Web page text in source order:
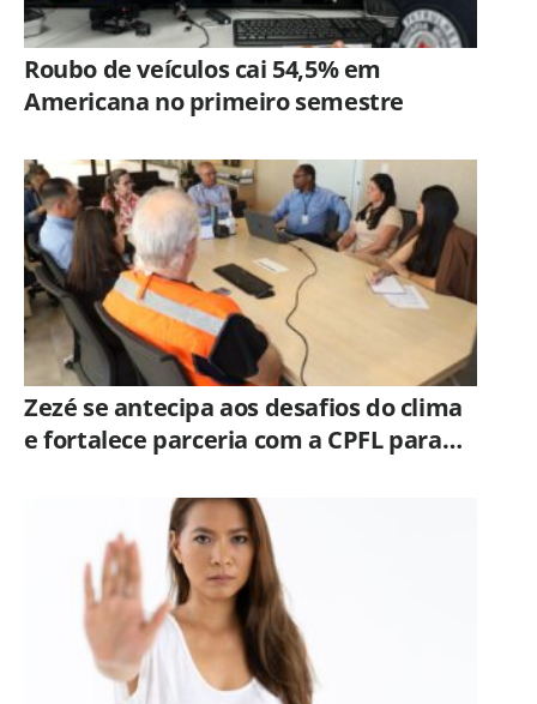
Roubo de veículos cai 54,5% em
Americana no primeiro semestre
Zezé se antecipa aos desafios do clima
e fortalece parceria com a CPFL para